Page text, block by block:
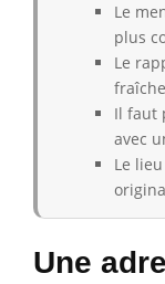
Le
plus
Le
Il faut
avec
Le
Une